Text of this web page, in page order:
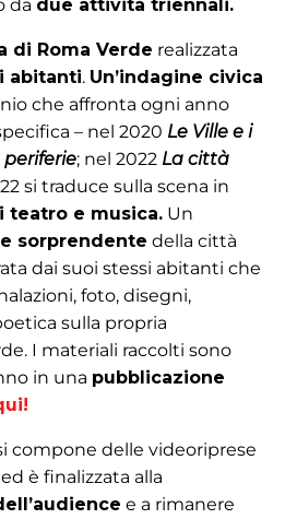
da due attività triennali.
di Roma Verde realizzata
abitanti. Un’indagine civica
che affronta ogni anno
– nel 2020 Le Ville e i
periferie; nel 2022 La città
si traduce sulla scena in
teatro e musica. Un
sorprendente della città
dai suoi stessi abitanti che
foto, disegni,
sulla propria
I materiali raccolti sono
in una pubblicazione
compone delle videoriprese
ed è finalizzata alla
e a rimanere